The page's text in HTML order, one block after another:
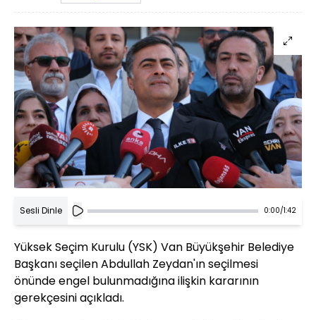
Sesli Dinle 0:00/1:42
Yüksek Seçim Kurulu (YSK) Van Büyükşehir Belediye
Başkanı seçilen Abdullah Zeydan'ın seçilmesi
önünde engel bulunmadığına ilişkin kararının
gerekçesini açıkladı.